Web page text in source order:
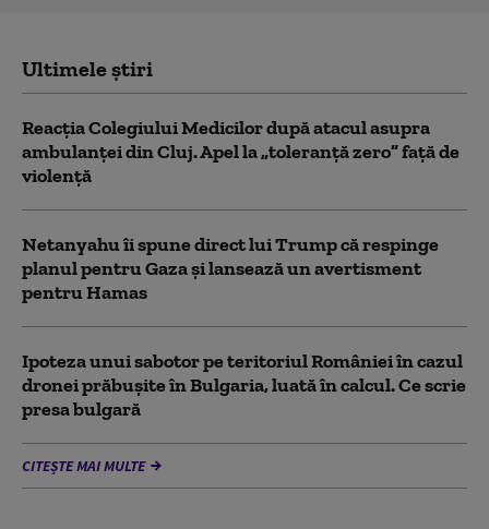
Ultimele știri
Reacția Colegiului Medicilor după atacul asupra
ambulanței din Cluj. Apel la „toleranță zero” față de
violență
Netanyahu îi spune direct lui Trump că respinge
planul pentru Gaza și lansează un avertisment
pentru Hamas
Ipoteza unui sabotor pe teritoriul României în cazul
dronei prăbușite în Bulgaria, luată în calcul. Ce scrie
presa bulgară
CITEȘTE MAI MULTE